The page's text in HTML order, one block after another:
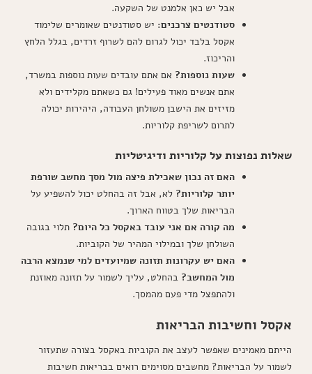
אבל יש כאן אלמנט של השקעה.
סטודנטים צרכנים: יש סטודנטים שאומרים שלימוד
אקסל בלבד יכול לגרום להם לשרוף זרדים, בגלל הלחץ
והריכוז.
שעות נוספות? אם אתם עובדים שעות נוספות במשרד,
אתם אנשים מאוד פעילים! גם כשאתם מקלידים ולא
מזיזים את הישבן משולחן העבודה, היהירות יכולה
לתרום לשריפת קלוריות.
שאלות נפוצות על קלוריות ודיגיטליות
האם זה נכון שאכילת פיצה מול מסך מחשב שורפת
יותר קלוריות? לא, אבל זה בהחלט יכול להשפיע על
הבריאות שלך בטווח הארוך.
מה קורה אם אני עובד באקסל כל היום? תלוי בגובה
השולחן שלך ובמילוי המהיר של הקוביות.
האם יש עקרונות תזונה שמיועדים למי שנמצא הרבה
מול המחשב? בהחלט, עליך לשמור על תזונה מאוזנת
ולהתפצל מדי פעם מהמסך.
אקסל וחשיבות הבריאות
הייתם מאמינים שאפשר לעצב את הקוביות באקסל בצורה שתעזור
לשמור על הבריאות? מחשבים מסוימים רואים בבריאות חשיבות